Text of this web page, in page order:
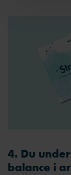
4. Du
balance i